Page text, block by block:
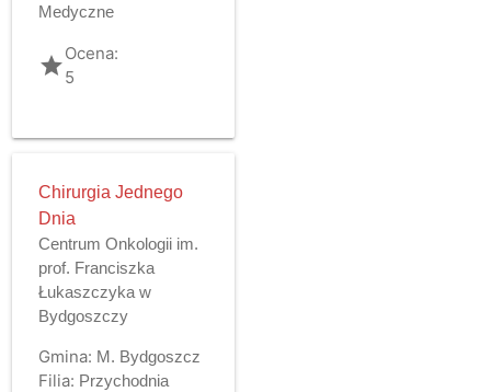
Medyczne
gradeOcena:
5
Chirurgia Jednego
Dnia
Centrum Onkologii im.
prof. Franciszka
Łukaszczyka w
Bydgoszczy
Gmina: M. Bydgoszcz
Filia: Przychodnia